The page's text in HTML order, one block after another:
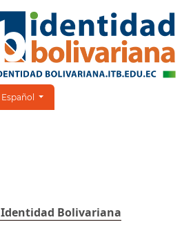
Cambiar el idioma. El idioma actual es:
Español
Identidad Bolivariana